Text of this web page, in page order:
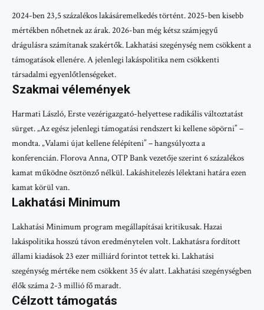
2024-ben 23,5 százalékos lakásáremelkedés történt. 2025-ben kisebb
mértékben nőhetnek az árak. 2026-ban még kétsz számjegyű
drágulásra számítanak szakértők. Lakhatási szegénység nem csökkent a
támogatások ellenére. A jelenlegi lakáspolitika nem csökkenti
társadalmi egyenlőtlenségeket.
Szakmai vélemények
Harmati László, Erste vezérigazgató-helyettese radikális változtatást
sürget. „Az egész jelenlegi támogatási rendszert ki kellene söpörni” –
mondta. „Valami újat kellene felépíteni” – hangsúlyozta a
konferencián. Florova Anna, OTP Bank vezetője szerint 6 százalékos
kamat működne ösztönző nélkül. Lakáshitelezés lélektani határa ezen
kamat körül van.
Lakhatási Minimum
Lakhatási Minimum program megállapításai kritikusak. Hazai
lakáspolitika hosszú távon eredménytelen volt. Lakhatásra fordított
állami kiadások 23 ezer milliárd forintot tettek ki. Lakhatási
szegénység mértéke nem csökkent 35 év alatt. Lakhatási szegénységben
élők száma 2-3 millió fő maradt.
Célzott támogatás